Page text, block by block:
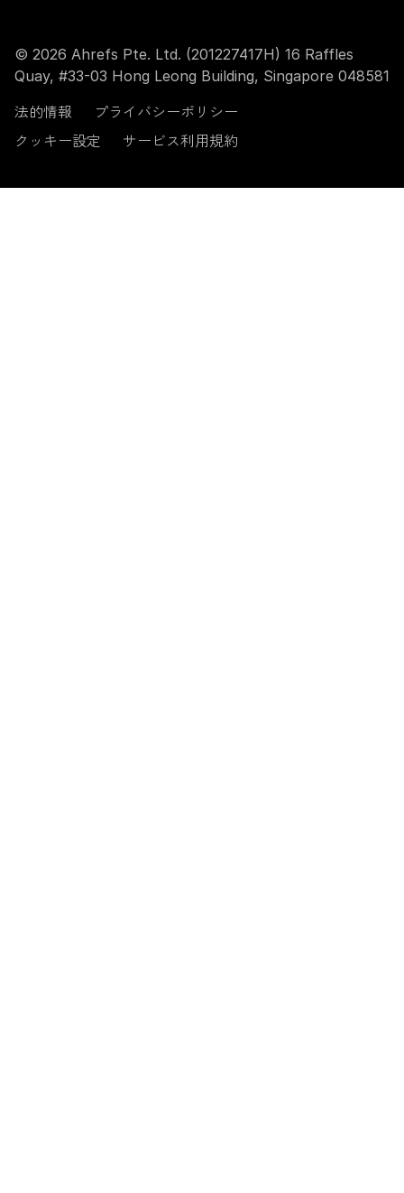
© 2026 Ahrefs Pte. Ltd. (201227417H) 16 Raffles
Quay, #33-03 Hong Leong Building, Singapore 048581
法的情報
プライバシーポリシー
クッキー設定
サービス利用規約